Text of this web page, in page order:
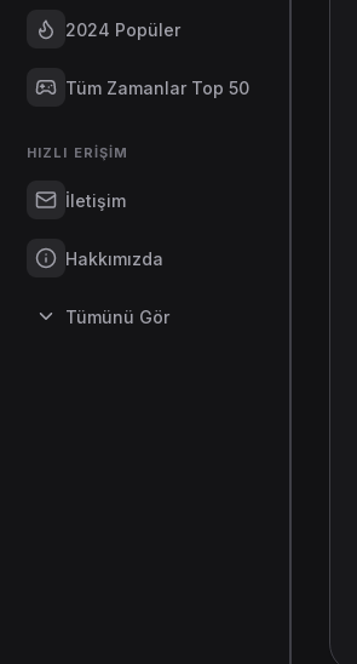
2024 Popüler
Tüm Zamanlar Top 50
HIZLI ERIŞIM
İletişim
Hakkımızda
Tümünü Gör